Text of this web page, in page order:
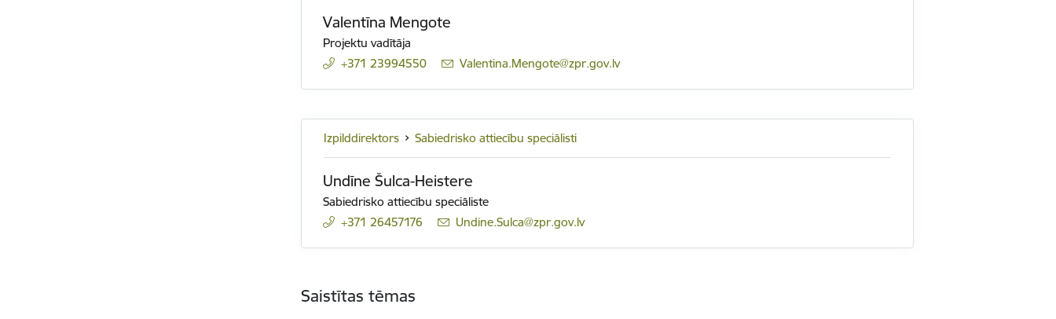
Valentīna Mengote
Projektu vadītāja
+371 23994550
E-pasts:
Valentina.Mengote@zpr.gov.lv
Izpilddirektors Sabiedrisko attiecību speciālisti
Undīne Šulca-Heistere
Sabiedrisko attiecību speciāliste
+371 26457176
E-pasts:
Undine.Sulca@zpr.gov.lv
Saistītas tēmas